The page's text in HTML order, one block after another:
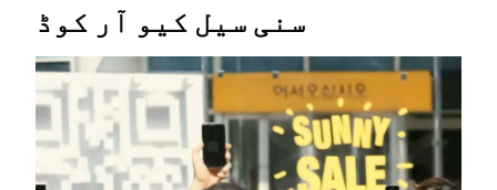
سنی سیل کیو آر کوڈ